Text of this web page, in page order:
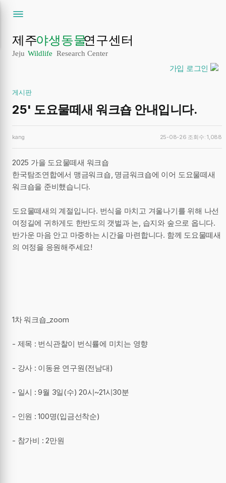
가입 로그인
게시판
25' 도요물떼새 워크숍 안내입니다.
kang 25-08-26 조회수: 1,088
2025 가을 도요물떼새 워크숍
한국탐조연합에서 맹금워크숍, 명금워크숍에 이어 도요물떼새
워크숍을 준비했습니다.
도요물떼새의 계절입니다. 번식을 마치고 겨울나기를 위해 나선
여정길에 귀하게도 한반도의 갯벌과 논, 습지와 숲으로 옵니다.
반가운 마음 안고 마중하는 시간을 마련합니다. 함께 도요물떼새
의 여정을 응원해주세요!
1차 워크숍_zoom
- 제목 : 번식관찰이 번식률에 미치는 영향
- 강사 : 이동윤 연구원(전남대)
- 일시 : 9월 3일(수) 20시~21시30분
- 인원 : 100명(입금선착순)
- 참가비 : 2만원